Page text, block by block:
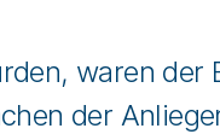
waren der
der